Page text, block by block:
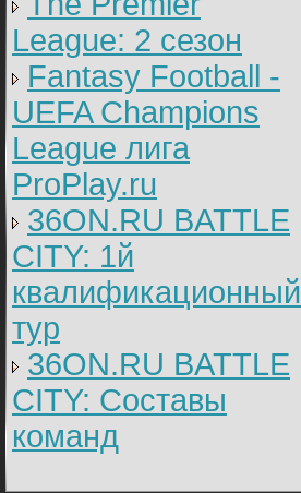
League: 2 cезон
Fantasy Football -
UEFA Champions
League лига
ProPlay.ru
36ON.RU BATTLE
CITY: 1й
квалификационный
тур
36ON.RU BATTLE
CITY: Составы
команд